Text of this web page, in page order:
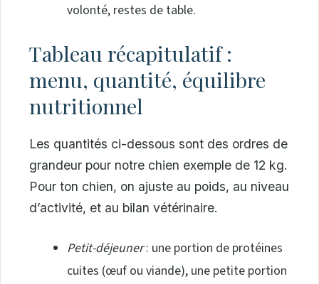
volonté, restes de table.
Tableau récapitulatif :
menu, quantité, équilibre
nutritionnel
Les quantités ci-dessous sont des ordres de
grandeur pour notre chien exemple de 12 kg.
Pour ton chien, on ajuste au poids, au niveau
d’activité, et au bilan vétérinaire.
Petit-déjeuner: une portion de protéines
cuites (œuf ou viande), une petite portion